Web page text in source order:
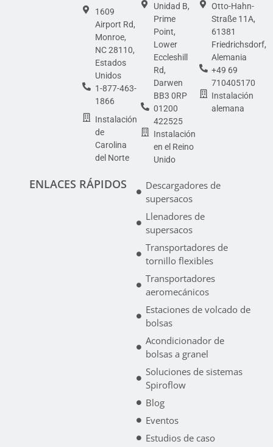
1609
Airport Rd,
Monroe,
NC 28110,
Estados
Unidos
1-877-463-
1866
Instalación
de
Carolina
del Norte
Unidad B,
Prime
Point,
Lower
Eccleshill
Rd,
Darwen
BB3 0RP
01200
422525
Instalación
en el Reino
Unido
Otto-Hahn-
Straße 11A,
61381
Friedrichsdorf,
Alemania
+49 69
710405170
Instalación
alemana
ENLACES RÁPIDOS
Descargadores de
supersacos
Llenadores de
supersacos
Transportadores de
tornillo flexibles
Transportadores
aeromecánicos
Estaciones de volcado de
bolsas
Acondicionador de
bolsas a granel
Soluciones de sistemas
Spiroflow
Blog
Eventos
Estudios de caso